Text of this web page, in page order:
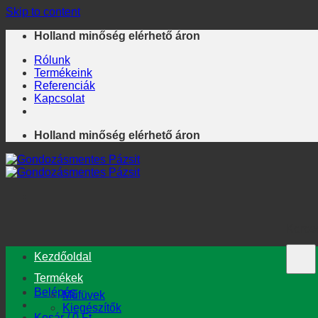
Skip to content
Holland minőség elérhető áron
Rólunk
Termékeink
Referenciák
Kapcsolat
Holland minőség elérhető áron
Belépés
Kezdőoldal
Termékek
Műfüvek
Kiegészítők